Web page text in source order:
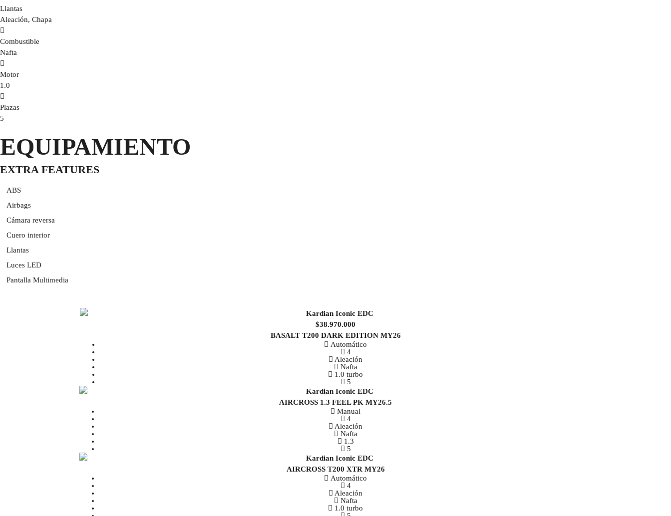
Llantas
Aleación, Chapa
Combustible
Nafta
Motor
1.0
Plazas
5
EQUIPAMIENTO
EXTRA FEATURES
ABS
Airbags
Cámara reversa
Cuero interior
Llantas
Luces LED
Pantalla Multimedia
$38.970.000
BASALT T200 DARK EDITION MY26
Automático
4
Aleación
Nafta
1.0 turbo
5
AIRCROSS 1.3 FEEL PK MY26.5
Manual
4
Aleación
Nafta
1.3
5
AIRCROSS T200 XTR MY26
Automático
4
Aleación
Nafta
1.0 turbo